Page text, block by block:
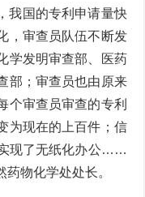
我国的专利申请量快
，审查员队伍不断发
学发明审查部、医药
部；审查员也由原来
个审查员审查的专利
为现在的上百件；信
现了无纸化办公……
物化学处处长。